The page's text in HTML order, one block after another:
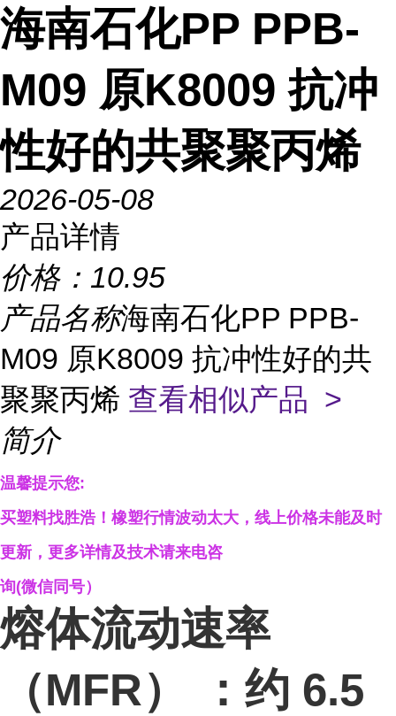
海南石化PP PPB-
M09 原K8009 抗冲
性好的共聚聚丙烯
2026-05-08
产品详情
价格： 10.95
产品名称海南石化PP PPB-
M09 原K8009 抗冲性好的共
聚聚丙烯 查看相似产品 >
简介
温馨提示您:
买塑料找胜浩！ 橡塑行情波动太大，线上价格未能及时
更新， 更多详情及技术请来电咨
询(微信同号）
熔体流动速率
（MFR） ：约 6.5